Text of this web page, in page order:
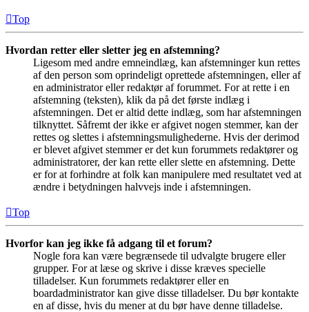
Top
Hvordan retter eller sletter jeg en afstemning?
Ligesom med andre emneindlæg, kan afstemninger kun rettes
af den person som oprindeligt oprettede afstemningen, eller af
en administrator eller redaktør af forummet. For at rette i en
afstemning (teksten), klik da på det første indlæg i
afstemningen. Det er altid dette indlæg, som har afstemningen
tilknyttet. Såfremt der ikke er afgivet nogen stemmer, kan der
rettes og slettes i afstemningsmulighederne. Hvis der derimod
er blevet afgivet stemmer er det kun forummets redaktører og
administratorer, der kan rette eller slette en afstemning. Dette
er for at forhindre at folk kan manipulere med resultatet ved at
ændre i betydningen halvvejs inde i afstemningen.
Top
Hvorfor kan jeg ikke få adgang til et forum?
Nogle fora kan være begrænsede til udvalgte brugere eller
grupper. For at læse og skrive i disse kræves specielle
tilladelser. Kun forummets redaktører eller en
boardadministrator kan give disse tilladelser. Du bør kontakte
en af disse, hvis du mener at du bør have denne tilladelse.